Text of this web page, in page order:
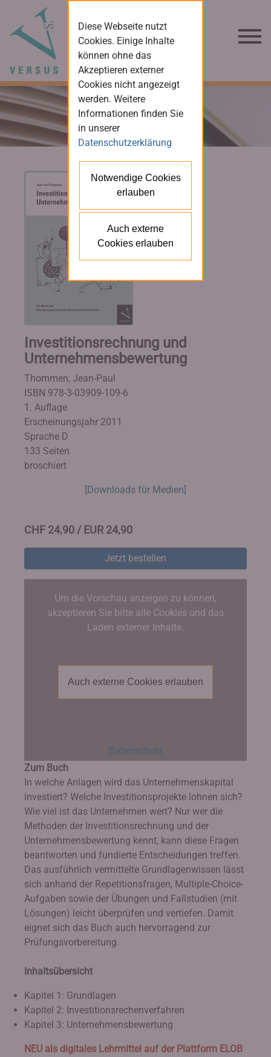
Investitionsrechnung und
Unternehmensbewertung
Thommen, Jean-Paul
ISBN 978-3-03909-109-6
1. Auflage
Erscheinungsjahr 2011
Sprache D
133 Seiten
broschiert
[Downloads für Medien]
CHF 24,90 / EUR 24,90
Jetzt bestellen
Um die Vorschau anzeigen zu können,
akzeptieren Sie bitte alle Cookies und das
Laden externer Inhalte.
Auch externe Cookies erlauben
Datenschutz
Zum Buch
In welche Anlagen wird das Unternehmenskapital
investiert? Welche Investitionsprojekte lohnen sich?
Wie viel ist das Unternehmen wert? Nur wer die
Methoden der Investitionsrechnung und der
Unternehmensbewertung kennt, kann diese Fragen
beantworten und fundierte Entscheidungen treffen.
Das ausführlich vermittelte Grundlagenwissen lässt
sich anhand der Repetitionsfragen, Multiple-Choice-
Aufgaben sowie der Übungen und Fallstudien (mit
Lösungen) leicht überprüfen und vertiefen. Damit
eignet sich das Buch auch hervorragend zur
Prüfungsvorbereitung.
Inhaltsübersicht
Kapitel 1: Grundlagen
Kapitel 2: Investitionsrechenverfahren
Kapitel 3: Unternehmensbewertung
NEU als digitales Lehrmittel auf der Plattform ELOB
Diese Webseite nutzt
Cookies. Einige Inhalte
können ohne das
Akzeptieren externer
Cookies nicht angezeigt
werden. Weitere
Informationen finden Sie
in unserer
Datenschutzerklärung
Notwendige Cookies
erlauben
Auch externe
Cookies erlauben